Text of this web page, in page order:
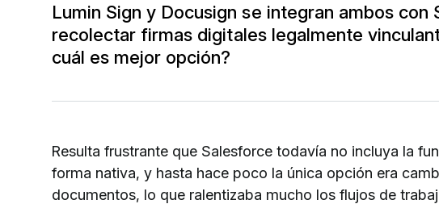
Lumin Sign y Docusign se integran ambos
recolectar firmas digitales legalmente
cuál es mejor opción?
Resulta frustrante que Salesforce todavía no incluya la
forma nativa, y hasta hace poco la única opción era
documentos, lo que ralentizaba mucho los flujos de